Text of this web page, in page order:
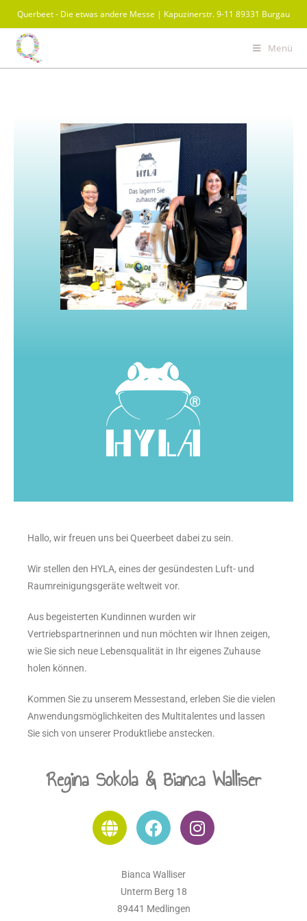
Querbeet - Die etwas andere Messe | Kapuzinerstr. 9-11 89331 Burgau
Menü
Hallo, wir freuen uns bei Queerbeet dabei zu sein.
Wir stellen den HYLA, eines der gesündesten Luft- und
Raumreinigungsgeräte weltweit vor.
Aus begeisterten Kundinnen wurden wir
Vertriebspartnerinnen und nun möchten wir Ihnen zeigen,
wie Sie sich neue Lebensqualität in Ihr eigenes Zuhause
holen können.
Kommen Sie zu unserem Messestand, erleben Sie die vielen
Anwendungsmöglichkeiten des Multitalentes und lassen
Sie sich von unserer Produktliebe anstecken.
Regina Sokola & Bianca Walliser
Bianca Walliser
Unterm Berg 18
89441 Medlingen